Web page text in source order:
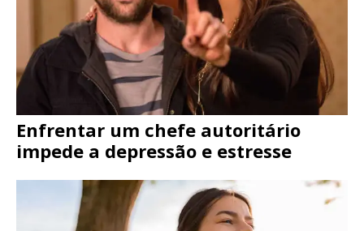
Enfrentar um chefe autoritário
impede a depressão e estresse